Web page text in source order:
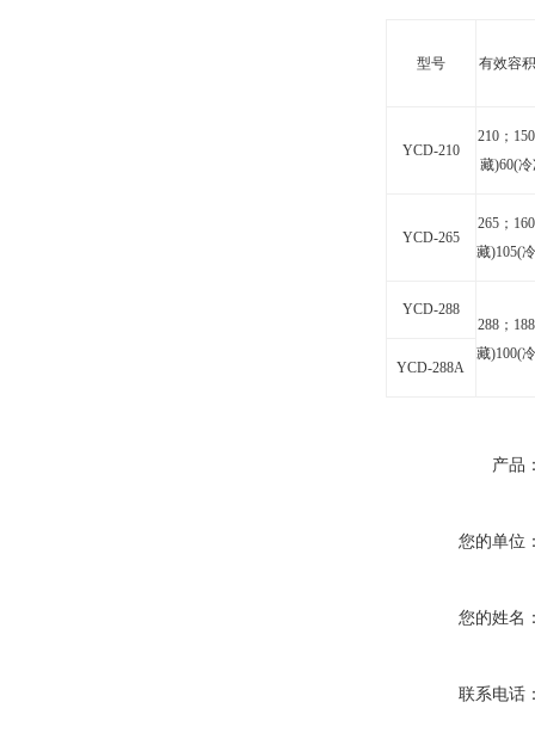
型号 有效容积
YCD-210
210 ；
藏)60(
YCD-265
265 ；
藏)105(
YCD-288
288 ；
藏)100(
YCD-288A
产品
您的单位
您的姓名
联系电话